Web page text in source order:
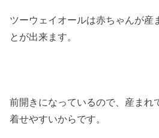
ツーウェイオールは赤ちゃんが産
とが出来ます。
前開きになっているので、産まれ
着せやすいからです。